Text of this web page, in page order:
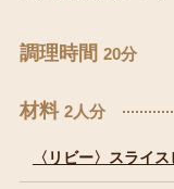
調理時間 20分
材料 2人分
〈リビー〉スライ